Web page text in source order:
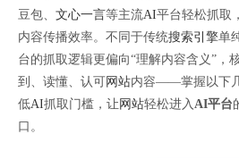
豆包、 文心一言等主流AI平台轻松抓取
内容传播效率。不同于传统搜索引擎单
台的抓取逻辑更偏向“理解内容含义”，
到、读懂、认可 网站内容——掌握以下
低AI抓取门槛，让 网站轻松进入AI平台
口。